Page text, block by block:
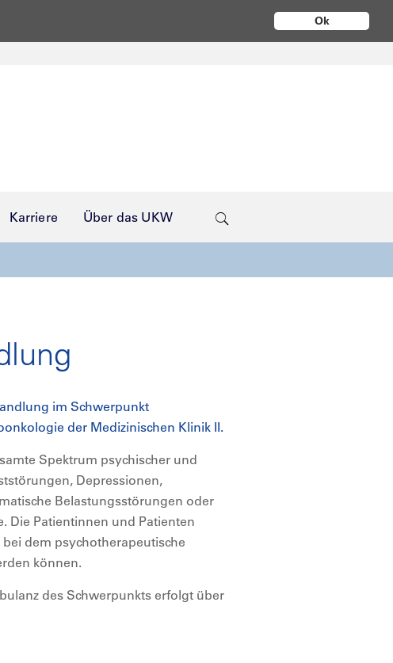
Ok
Karriere Über das UKW
im Schwerpunkt
der Medizinischen Klinik II.
Spektrum psychischer und
Depressionen,
Belastungsstörungen oder
Die Patientinnen und Patienten
dem psychotherapeutische
können.
des Schwerpunkts erfolgt über